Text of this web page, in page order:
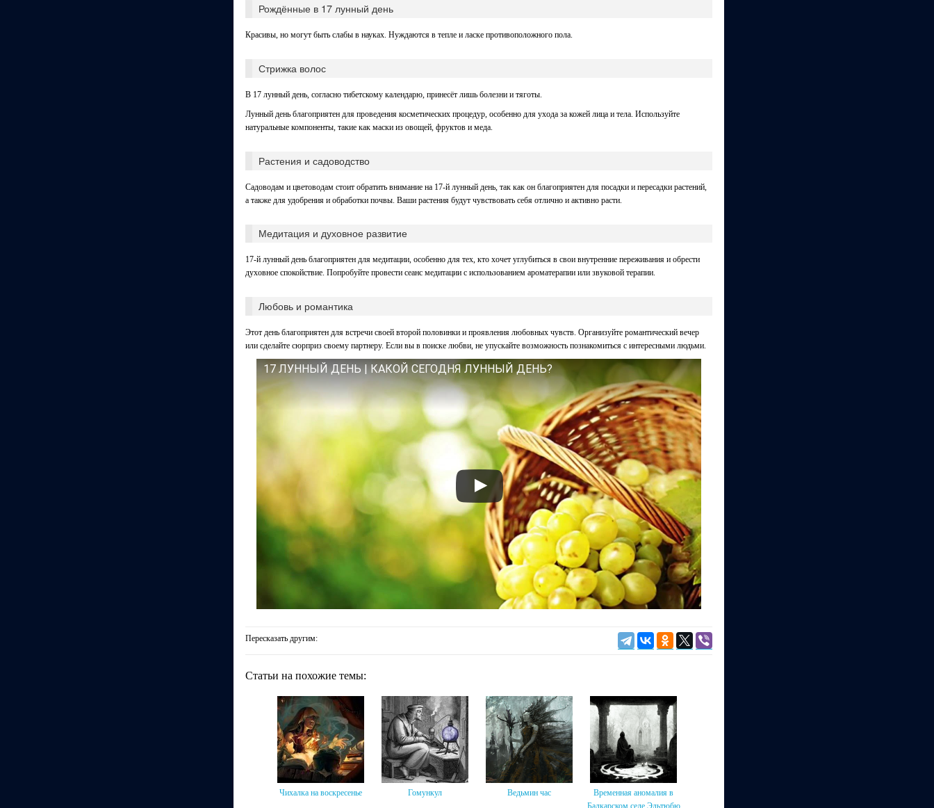
Рождённые в 17 лунный день
Красивы, но могут быть слабы в науках. Нуждаются в тепле и ласке противоположного пола.
Стрижка волос
В 17 лунный день, согласно тибетскому календарю, принесёт лишь болезни и тяготы.
Лунный день благоприятен для проведения косметических процедур, особенно для ухода за кожей лица и тела. Используйте
натуральные компоненты, такие как маски из овощей, фруктов и меда.
Растения и садоводство
Садоводам и цветоводам стоит обратить внимание на 17-й лунный день, так как он благоприятен для посадки и пересадки растений,
а также для удобрения и обработки почвы. Ваши растения будут чувствовать себя отлично и активно расти.
Медитация и духовное развитие
17-й лунный день благоприятен для медитации, особенно для тех, кто хочет углубиться в свои внутренние переживания и обрести
духовное спокойствие. Попробуйте провести сеанс медитации с использованием ароматерапии или звуковой терапии.
Любовь и романтика
Этот день благоприятен для встречи своей второй половинки и проявления любовных чувств. Организуйте романтический вечер
или сделайте сюрприз своему партнеру. Если вы в поиске любви, не упускайте возможность познакомиться с интересными людьми.
17 ЛУННЫЙ ДЕНЬ | КАКОЙ СЕГОДНЯ ЛУННЫЙ ДЕНЬ?
Пересказать другим:
Статьи на похожие темы:
Чихалка на воскресенье Гомункул Ведьмин час
Временная аномалия в
Балкарском селе Эльтюбю